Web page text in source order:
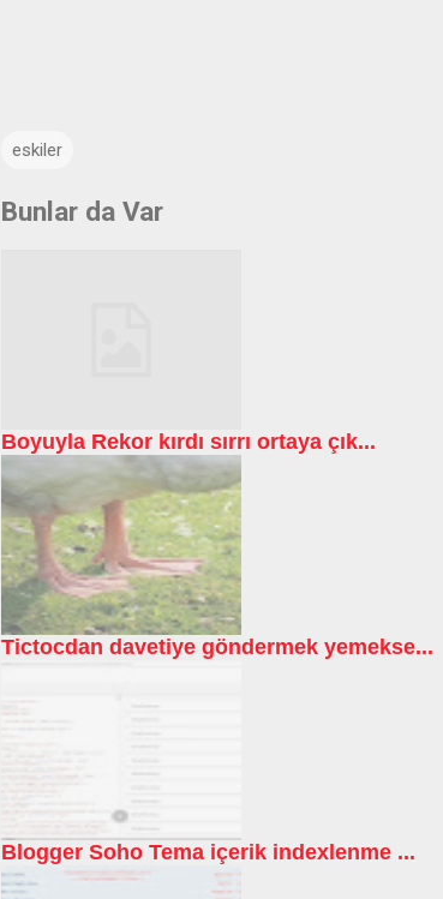
eskiler
Bunlar da Var
Boyuyla Rekor kırdı sırrı ortaya çık...
Tictocdan davetiye göndermek yemekse...
Blogger Soho Tema içerik indexlenme ...